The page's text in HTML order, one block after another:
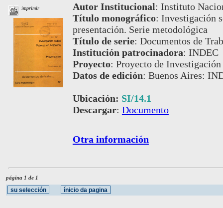
imprimir Autor Institucional: Instituto
Título monográfico: Investigación
presentación. Serie metodológica
Título de serie: Documentos de
Institución patrocinadora: INDEC
Proyecto: Proyecto de
Datos de edición: Buenos Aires:
Ubicación: SI/14.1
Descargar: Documento
Otra información
página 1 de 1